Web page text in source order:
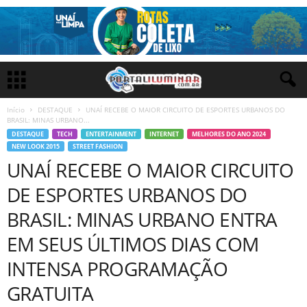
Início DESTAQUE
UNAÍ RECEBE O MAIOR CIRCUITO DE ESPORTES URBANOS DO
BRASIL: MINAS URBANO...
DESTAQUE TECH ENTERTAINMENT INTERNET
MELHORES DO ANO 2024
NEW LOOK 2015
STREET FASHION
UNAÍ RECEBE O MAIOR CIRCUITO
DE ESPORTES URBANOS DO
BRASIL: MINAS URBANO ENTRA
EM SEUS ÚLTIMOS DIAS COM
INTENSA PROGRAMAÇÃO
GRATUITA